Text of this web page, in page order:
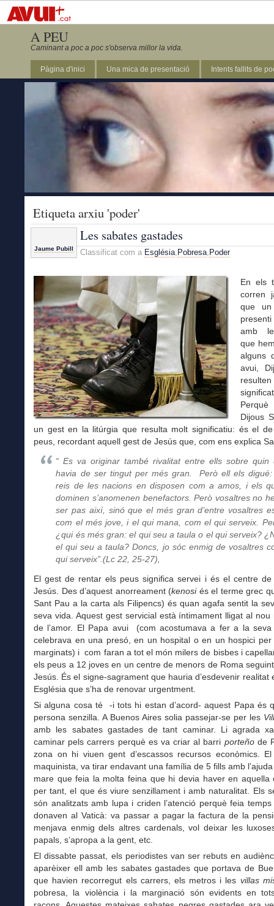
A PEU
Caminant a poc a poc s'observa millor la vida.
Pàgina d'inici Una mica de presentació Intents fallits de
Etiqueta arxiu 'poder'
Jaume Pubill
Les sabates gastades
Classificat com a Església, Pobresa, Poder
En els
corren
que
amb
que
alguns
avui,
Dijous
un gest en la litúrgia que resulta molt significatiu: és el
peus, recordant aquell gest de Jesús que, com ens explica
“ Es va originar també rivalitat entre ells sobre quin
havia de ser tingut per més gran. Però ell els digué:
reis de les nacions en disposen com a amos, i els
dominen s’anomenen benefactors. Però vosaltres no
ser pas així, sinó que el més gran d’entre vosaltres
com el més jove, i el qui mana, com el qui serveix.
¿qui és més gran: el qui seu a taula o el qui serveix?
el qui seu a taula? Doncs, jo sóc enmig de vosaltres
qui serveix”.(Lc 22, 25-27),
El gest de rentar els peus significa servei i és el centre
Jesús. Des d’aquest anorreament (kenosiés el terme grec
Sant Pau a la carta als Filipencs) és quan agafa sentit la
seva vida. Aquest gest servicial està íntimament lligat al nou
de l’amor. El Papa avui (com acostumava a fer a la
celebrava en una presó, en un hospital o en un hospici
marginats) i com faran a tot el món milers de bisbes i
els peus a 12 joves en un centre de menors de Roma
Jesús. És el signe-sagrament que hauria d’esdevenir realitat
Església que s’ha de renovar urgentment.
Si alguna cosa té -i tots hi estan d’acord- aquest Papa és
persona senzilla. A Buenos Aires solia passejar-se per les
amb les sabates gastades de tant caminar. Li agrada
caminar pels carrers perquè es va criar al barri porteñode
zona on hi viuen gent d’escassos recursos econòmics.
maquinista, va tirar endavant una família de 5 fills amb
mare que feia la molta feina que hi devia haver en aquella
per tant, el que és viure senzillament i amb naturalitat. Els
són analitzats amb lupa i criden l’atenció perquè feia
donaven al Vaticà: va passar a pagar la factura de la
menjava enmig dels altres cardenals, vol deixar les
papals, s’apropa a la gent, etc.
El dissabte passat, els periodistes van ser rebuts en
aparèixer ell amb les sabates gastades que portava de
que havien recorregut els carrers, els metros i les villas
pobresa, la violència i la marginació són evidents en